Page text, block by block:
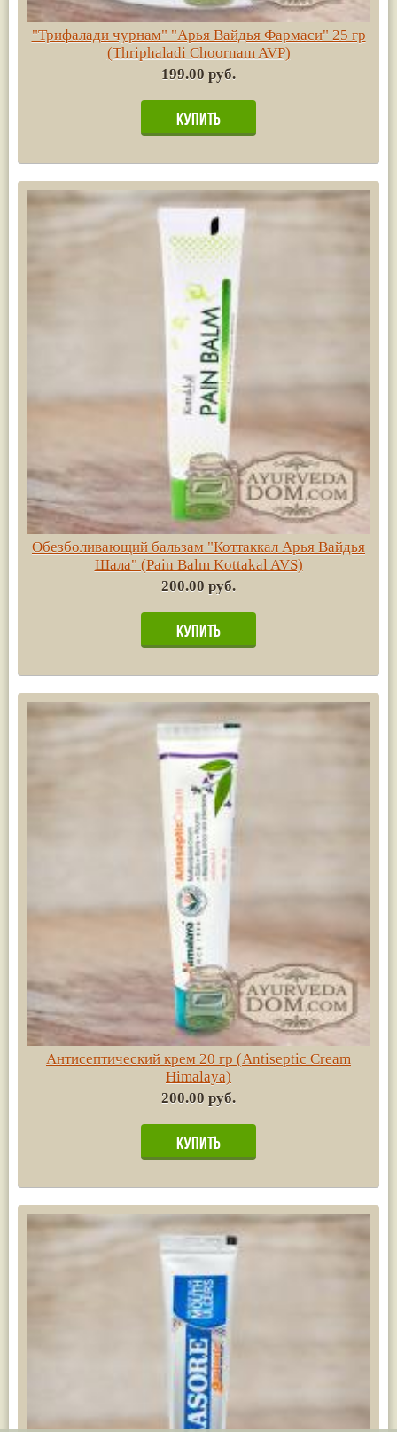
"Трифалади чурнам" "Арья Вайдья Фармаси" 25 гр
(Thriphaladi Choornam AVP)
199.00 руб.
Обезболивающий бальзам "Коттаккал Арья Вайдья
Шала" (Pain Balm Kottakal AVS)
200.00 руб.
Антисептический крем 20 гр (Antiseptic Cream
Himalaya)
200.00 руб.